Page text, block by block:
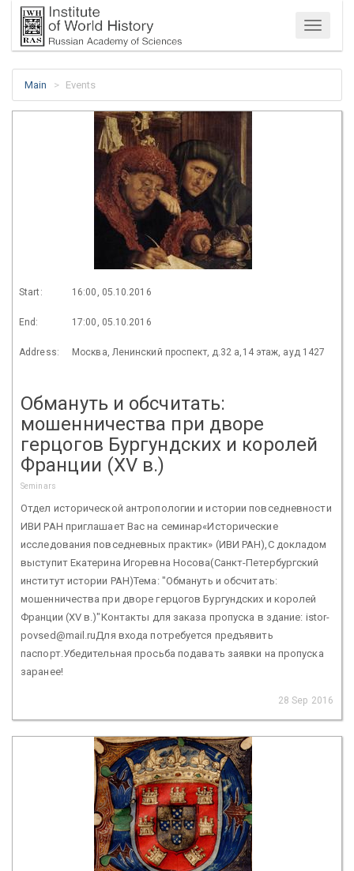
Menu
Main Events
Start: 16:00, 05.10.2016
End: 17:00, 05.10.2016
Address: Москва, Ленинский проспект, д.32 а,14 этаж, ауд 1427
Обмануть и обсчитать:
мошенничества при дворе
герцогов Бургундских и королей
Франции (XV в.)
Seminars
Отдел исторической антропологии и истории повседневности
ИВИ РАН приглашает Вас на семинар«Исторические
исследования повседневных практик» (ИВИ РАН),С докладом
выступит Екатерина Игоревна Носова(Санкт-Петербургский
институт истории РАН)Тема: "Обмануть и обсчитать:
мошенничества при дворе герцогов Бургундских и королей
Франции (XV в.)"Контакты для заказа пропуска в здание: istor-
povsed@mail.ruДля входа потребуется предъявить
паспорт.Убедительная просьба подавать заявки на пропуска
заранее!
28 Sep 2016